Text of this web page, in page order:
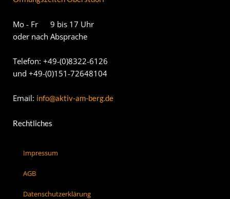
Mo - Fr 9 bis 17 Uhr
oder nach Absprache
Telefon: +49-(0)8322-6126
und +49-(0)151-72648104
Email: info@aktiv-am-berg.de
Rechtliches
Impressum
AGB
Datenschutzerklärung